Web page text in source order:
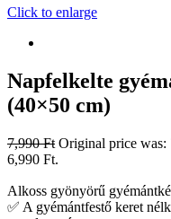
Click to enlarge
Napfelkelte
(40×50 cm)
7,990Ft Original price was:
6,990 Ft.
Alkoss gyönyörű
✅ A gyémántfestő keret